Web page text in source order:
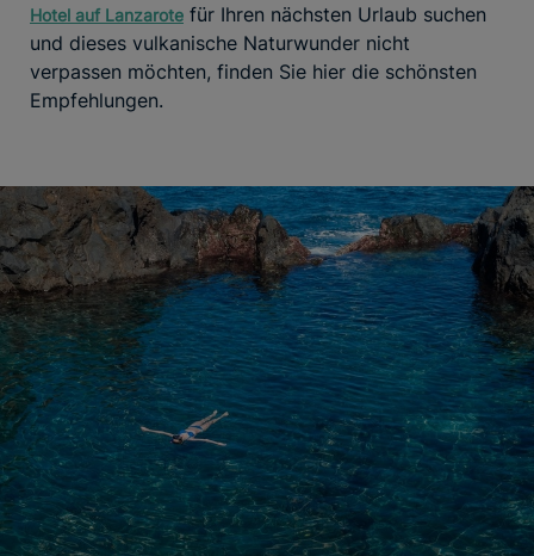
Hotel auf Lanzarote für Ihren nächsten Urlaub suchen
und dieses vulkanische Naturwunder nicht
verpassen möchten, finden Sie hier die schönsten
Empfehlungen.